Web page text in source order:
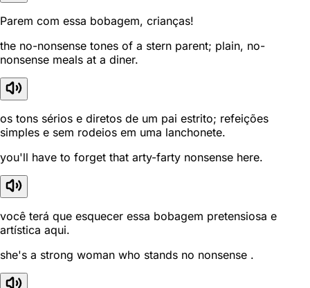
Parem com essa bobagem, crianças!
the no-nonsense tones of a stern parent; plain, no-
nonsense meals at a diner.
os tons sérios e diretos de um pai estrito; refeições
simples e sem rodeios em uma lanchonete.
you'll have to forget that arty-farty nonsense here.
você terá que esquecer essa bobagem pretensiosa e
artística aqui.
she's a strong woman who stands no nonsense .